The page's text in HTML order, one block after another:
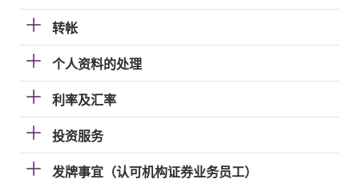
转帐
个人资料的处理
利率及汇率
投资服务
发牌事宜（认可机构证券业务员工）